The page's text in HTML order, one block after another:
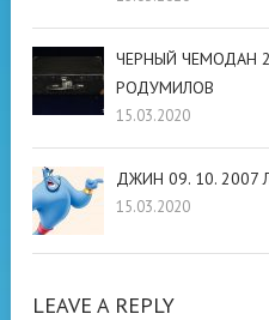
ЧЕРНЫЙ ЧЕМОДАН
РОДУМИЛОВ
15.03.2020
ДЖИН 09. 10.
15.03.2020
LEAVE A REPLY